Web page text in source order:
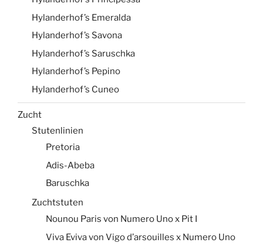
Hylanderhof’s Emeralda
Hylanderhof’s Savona
Hylanderhof’s Saruschka
Hylanderhof’s Pepino
Hylanderhof’s Cuneo
Zucht
Stutenlinien
Pretoria
Adis-Abeba
Baruschka
Zuchtstuten
Nounou Paris von Numero Uno x Pit I
Viva Eviva von Vigo d’arsouilles x Numero Uno